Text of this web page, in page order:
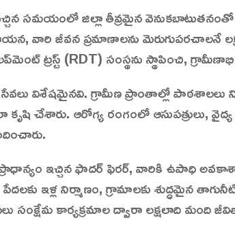
సమయంలో జిల్లా తీవ్రమైన
వారి జీవన ప్రమాణాలను మెరుగుపరచాలనే
ట్రస్ట్ (RDT) సంస్థను స్థాపించి,
విశేషమైనవి. గ్రామీణ ప్రాంతాల్లో పాఠశాలలు
చేశారు. ఆరోగ్య రంగంలో ఆసుపత్రులు,
ఇచ్చిన ఫాదర్ ఫెరర్, వారికి ఉపాధి
ఇళ్ల నిర్మాణం, గ్రామాలకు శుద్ధమైన
కార్యక్రమాల ద్వారా లక్షలాది మంది